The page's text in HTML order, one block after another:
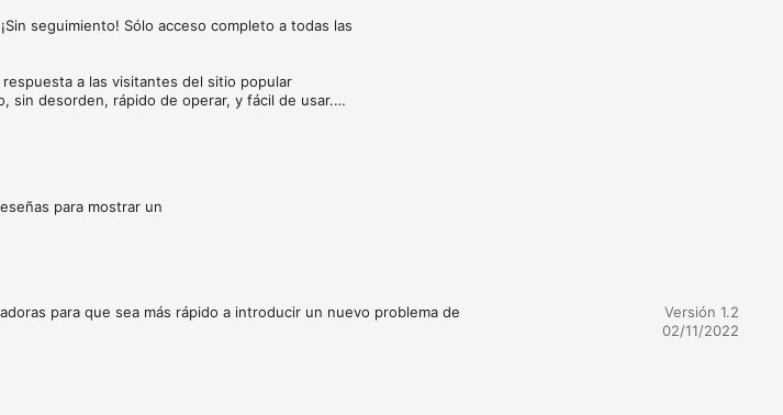
seguimiento! Sólo acceso completo a todas las
a las visitantes del sitio popular
sin desorden, rápido de operar, y fácil de usar.
para mostrar un
para que sea más rápido a introducir un nuevo problema de
Versión 1.2
02/11/2022